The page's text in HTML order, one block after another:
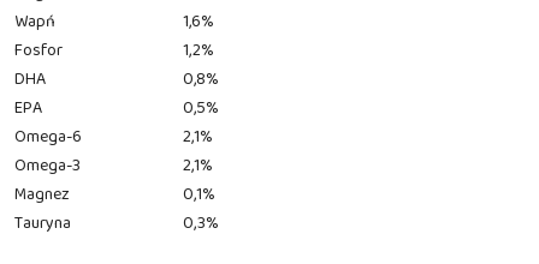
Wapń
1,6%
Fosfor
1,2%
DHA
0,8%
EPA
0,5%
Omega-6
2,1%
Omega-3
2,1%
Magnez
0,1%
Tauryna
0,3%